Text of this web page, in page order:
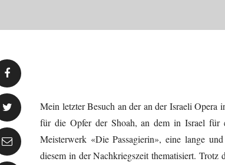
Mein letzter Besuch an der an der Israeli
für die Opfer der Shoah, an dem in Israel für
Meisterwerk «Die Passagierin», eine lange
diesem in der Nachkriegszeit thematisiert.